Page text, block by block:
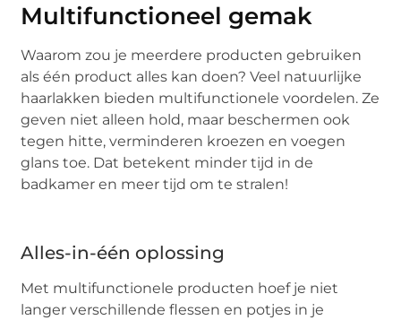
Multifunctioneel gemak
Waarom zou je meerdere producten gebruiken
als één product alles kan doen? Veel natuurlijke
haarlakken bieden multifunctionele voordelen. Ze
geven niet alleen hold, maar beschermen ook
tegen hitte, verminderen kroezen en voegen
glans toe. Dat betekent minder tijd in de
badkamer en meer tijd om te stralen!
Alles-in-één oplossing
Met multifunctionele producten hoef je niet
langer verschillende flessen en potjes in je